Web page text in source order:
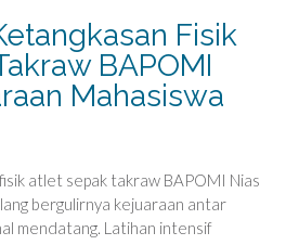
Fisik
BAPOMI
Mahasiswa
atlet sepak takraw BAPOMI Nias
bergulirnya kejuaraan antar
mendatang. Latihan intensif